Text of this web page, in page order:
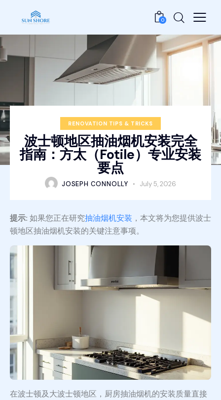
0
RENOVATION TIPS & TRICKS
波士顿地区抽油烟机安装完全
指南：方太（Fotile）专业安装
要点
JOSEPH CONNOLLY July 5, 2026
提示: 如果您正在研究抽油烟机安装 ，本文将为您提供波士
顿地区抽油烟机安装的关键注意事项。
在波士顿及大波士顿地区，厨房抽油烟机的安装质量直接